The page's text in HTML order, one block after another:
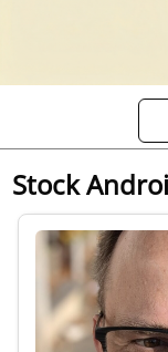
Startseite
Impressum
Über mich
Stock